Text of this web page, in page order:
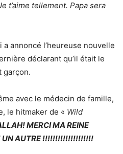
t’aime tellement. Papa sera
annoncé l’heureuse nouvelle
déclarant qu’il était le
garçon.
avec le médecin de famille,
le hitmaker de « Wild
MERCI MA REINE
UN AUTRE !!!!!!!!!!!!!!!!!!!!